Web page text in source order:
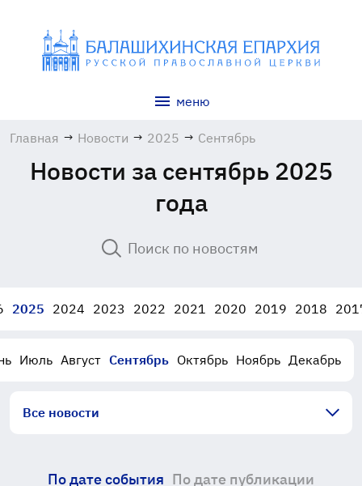
меню
Главная → Новости → 2025 → Сентябрь
Новости за сентябрь 2025
года
2025 2024 2023 2022 2021 2020 2019 2018
Июль Август Сентябрь Октябрь Ноябрь Декабрь
Все новости
По дате события По дате публикации